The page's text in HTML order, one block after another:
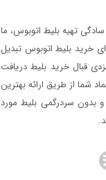
در کنار پشتیبانی‌ ۲۴ ساعته و سادگی تهیه بلیط اتوبوس، ما
خرید بلیط اتوبوس تبدیل
شما هیچ کارمزدی قبال خرید بلیط دریافت
شما از طریق ارائه بهترین
بدون سردرگمی بلیط مورد